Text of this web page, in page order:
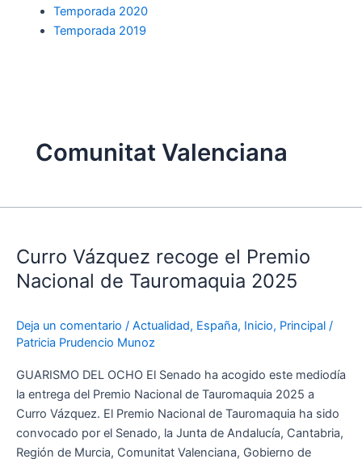
Temporada 2020
Temporada 2019
Comunitat Valenciana
Curro Vázquez recoge el Premio
Nacional de Tauromaquia 2025
Deja un comentario / Actualidad, España, Inicio, Principal /
Patricia Prudencio Munoz
GUARISMO DEL OCHO El Senado ha acogido este mediodía
la entrega del Premio Nacional de Tauromaquia 2025 a
Curro Vázquez. El Premio Nacional de Tauromaquia ha sido
convocado por el Senado, la Junta de Andalucía, Cantabria,
Región de Murcia, Comunitat Valenciana, Gobierno de
recoge
el
de
2025